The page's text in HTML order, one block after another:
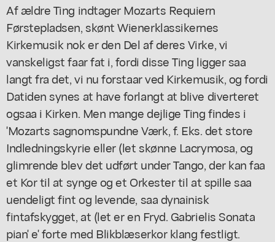
Af ældre Ting indtager Mozarts Requiern
Førstepladsen, skønt Wienerklassikernes
Kirkemusik nok er den Del af deres Virke, vi
vanskeligst faar fat i, fordi disse Ting ligger saa
langt fra det, vi nu forstaar ved Kirkemusik, og fordi
Datiden synes at have forlangt at blive diverteret
ogsaa i Kirken. Men mange dejlige Ting findes i
'Mozarts sagnomspundne Værk, f. Eks. det store
Indledningskyrie eller (let skønne Lacrymosa, og
glimrende blev det udført under Tango, der kan faa
et Kor til at synge og et Orkester til at spille saa
uendeligt fint og levende, saa dynainisk
fintafskygget, at (let er en Fryd. Gabrielis Sonata
pian' e' forte med Blikblæserkor klang festligt.